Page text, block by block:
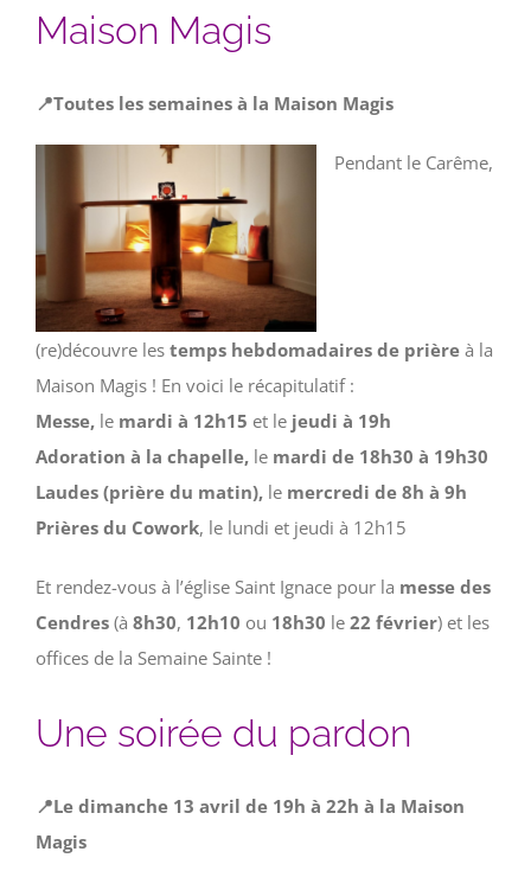
Maison Magis
📍Toutes les semaines à la Maison Magis
Pendant le Carême,
(re)découvre les temps hebdomadaires de prière à la
Maison Magis ! En voici le récapitulatif :
Messe,le mardi à 12h15 et le jeudi à 19h
Adoration à la chapelle,le mardi de 18h30 à 19h30
Laudes (prière du matin),le mercredi de 8h à 9h
Prières du Cowork, le lundi et jeudi à 12h15
Et rendez-vous à l’église Saint Ignace pour la messe des
Cendres(à 8h30, 12h10 ou 18h30 le 22 février) et les
offices de la Semaine Sainte !
Une soirée du pardon
📍Le dimanche 13 avril de 19h à 22h à la Maison
Magis